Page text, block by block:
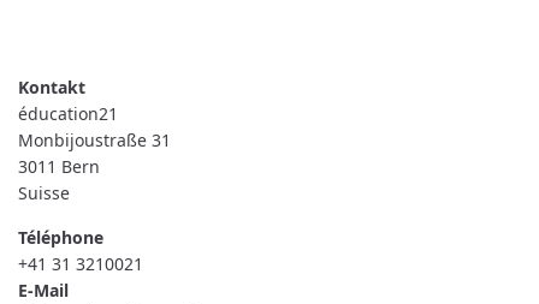
éducation21
Monbijoustraße 31
3011 Bern
Suisse
Téléphone
+41 31 3210021
E-Mail